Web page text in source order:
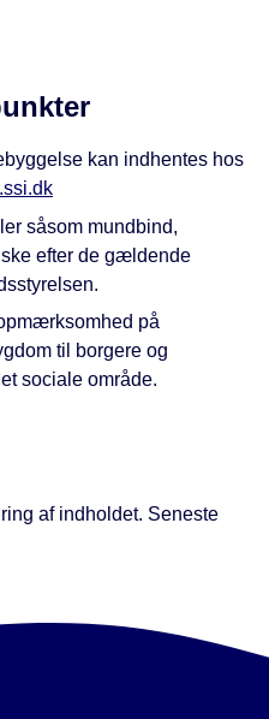
kan indhentes hos
såsom mundbind,
efter de gældende
på
til borgere og
sociale område.
af indholdet. Seneste